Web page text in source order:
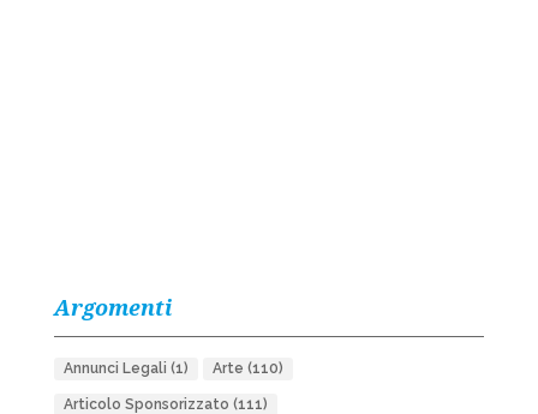
Argomenti
Annunci Legali (1) Arte (110)
Articolo Sponsorizzato (111)